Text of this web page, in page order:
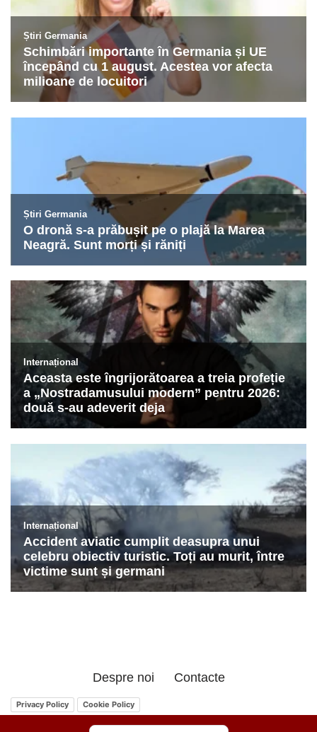
Despre noi Contacte
Privacy Policy Cookie Policy